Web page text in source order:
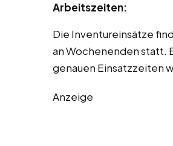
Arbeitszeiten:
Die Inventureinsätze
an Wochenenden statt.
genauen Einsatzzeiten
Anzeige